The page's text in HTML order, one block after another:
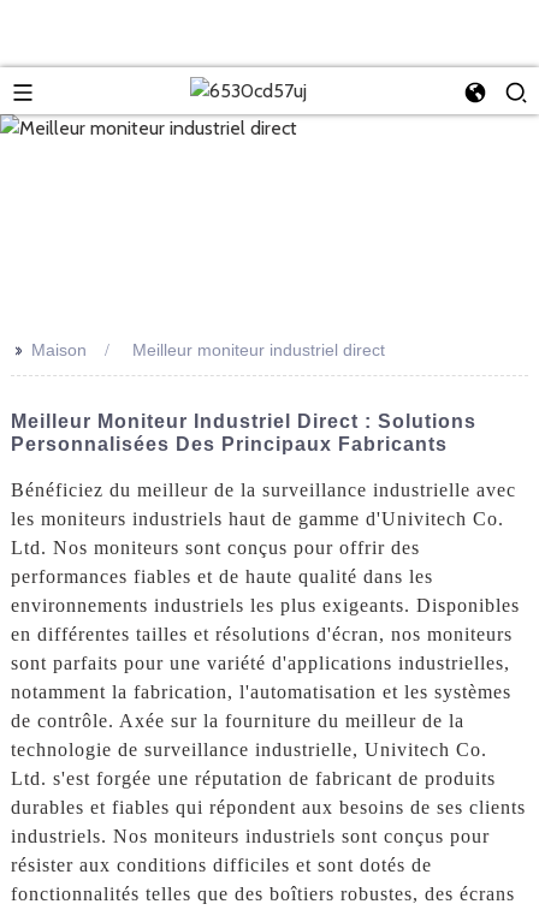
>> Maison Meilleur moniteur industriel direct
Meilleur Moniteur Industriel Direct : Solutions
Personnalisées Des Principaux Fabricants
Bénéficiez du meilleur de la surveillance industrielle avec
les moniteurs industriels haut de gamme d'Univitech Co.
Ltd. Nos moniteurs sont conçus pour offrir des
performances fiables et de haute qualité dans les
environnements industriels les plus exigeants. Disponibles
en différentes tailles et résolutions d'écran, nos moniteurs
sont parfaits pour une variété d'applications industrielles,
notamment la fabrication, l'automatisation et les systèmes
de contrôle. Axée sur la fourniture du meilleur de la
technologie de surveillance industrielle, Univitech Co.
Ltd. s'est forgée une réputation de fabricant de produits
durables et fiables qui répondent aux besoins de ses clients
industriels. Nos moniteurs industriels sont conçus pour
résister aux conditions difficiles et sont dotés de
fonctionnalités telles que des boîtiers robustes, des écrans